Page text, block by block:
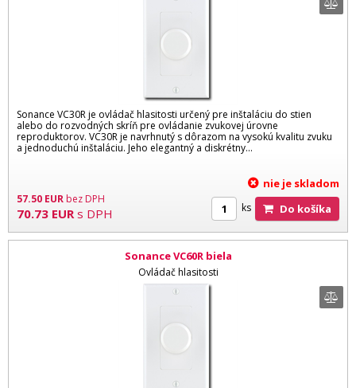
Sonance VC30R je ovládač hlasitosti určený pre inštaláciu do stien
alebo do rozvodných skríň pre ovládanie zvukovej úrovne
reproduktorov. VC30R je navrhnutý s dôrazom na vysokú kvalitu zvuku
a jednoduchú inštaláciu. Jeho elegantný a diskrétny...
57.50 EURbez DPH
70.73 EUR s DPH
nie je skladom
ks Do košíka
Sonance VC60R biela
Ovládač hlasitosti